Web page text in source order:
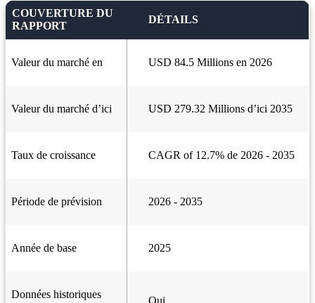
COUVERTURE DU
RAPPORT
DÉTAILS
Valeur du marché en USD 84.5 Millions en 2026
Valeur du marché d’ici USD 279.32 Millions d’ici 2035
Taux de croissance CAGR of 12.7% de 2026 - 2035
Période de prévision 2026 - 2035
Année de base 2025
Données historiques
Oui